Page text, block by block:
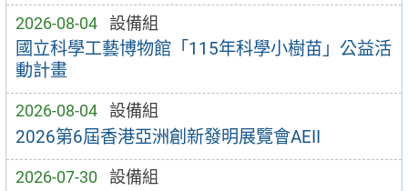
2026-08-04 設備組
國立科學工藝博物館「115年科學小樹苗」公益活
動計畫
2026-08-04 設備組
2026第6屆香港亞洲創新發明展覽會AEII
2026-07-30 設備組